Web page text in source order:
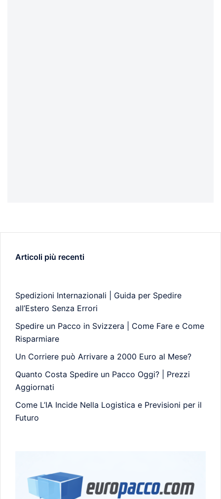
Articoli più recenti
Spedizioni Internazionali | Guida per Spedire
all’Estero Senza Errori
Spedire un Pacco in Svizzera | Come Fare e Come
Risparmiare
Un Corriere può Arrivare a 2000 Euro al Mese?
Quanto Costa Spedire un Pacco Oggi? | Prezzi
Aggiornati
Come L’IA Incide Nella Logistica e Previsioni per il
Futuro